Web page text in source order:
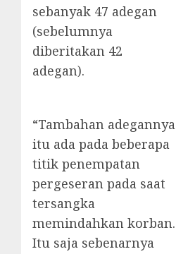
sebanyak 47 adegan
(sebelumnya
diberitakan 42
adegan).
“Tambahan adegannya
itu ada pada beberapa
titik penempatan
pergeseran pada saat
tersangka
memindahkan korban.
Itu saja sebenarnya